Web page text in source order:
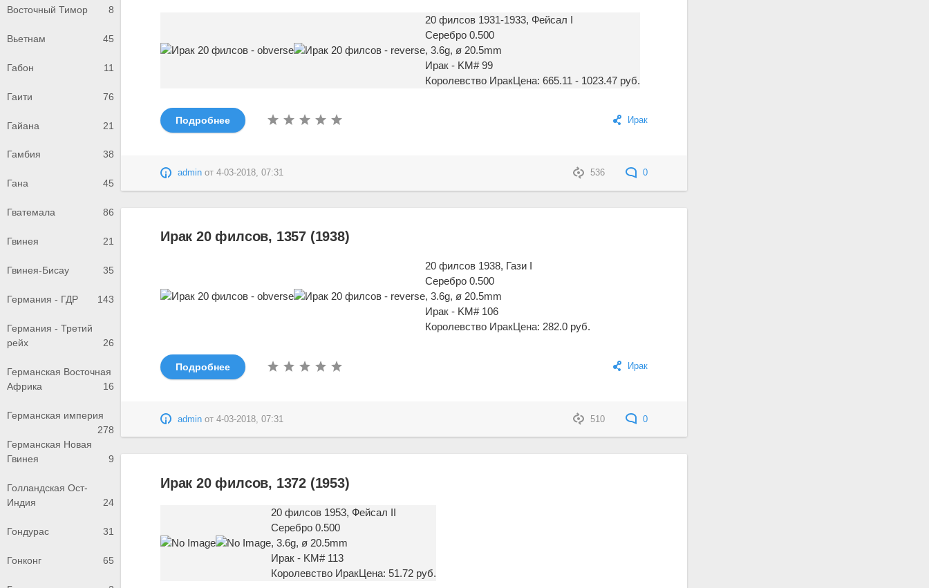
Восточный Тимор 8
Вьетнам 45
Габон 11
Гаити 76
Гайана 21
Гамбия 38
Гана 45
Гватемала 86
Гвинея 21
Гвинея-Бисау 35
Германия - ГДР 143
Германия - Третий
рейх
26
Германская Восточная
Африка
16
Германская империя
278
Германская Новая
Гвинея
9
Голландская Ост-
Индия
24
Гондурас 31
Гонконг 65
20 филсов 1931-1933, Фейсал I
Серебро 0.500
, 3.6g, ø 20.5mm
Ирак - KM# 99
Королевство ИракЦена: 665.11 - 1023.47 руб.
Ирак
Подробнее
536 0
admin от4-03-2018, 07:31
Ирак 20 филсов, 1357 (1938)
20 филсов 1938, Гази I
Серебро 0.500
, 3.6g, ø 20.5mm
Ирак - KM# 106
Королевство ИракЦена: 282.0 руб.
Ирак
Подробнее
510 0
admin от4-03-2018, 07:31
Ирак 20 филсов, 1372 (1953)
20 филсов 1953, Фейсал II
Серебро 0.500
, 3.6g, ø 20.5mm
Ирак - KM# 113
Королевство ИракЦена: 51.72 руб.